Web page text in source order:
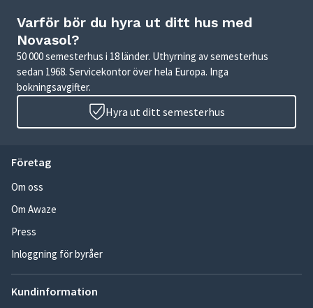
Varför bör du hyra ut ditt hus med
Novasol?
50 000 semesterhus i 18 länder. Uthyrning av semesterhus
sedan 1968. Servicekontor över hela Europa. Inga
bokningsavgifter.
Hyra ut ditt semesterhus
Företag
Om oss
Om Awaze
Press
Inloggning för byråer
Kundinformation